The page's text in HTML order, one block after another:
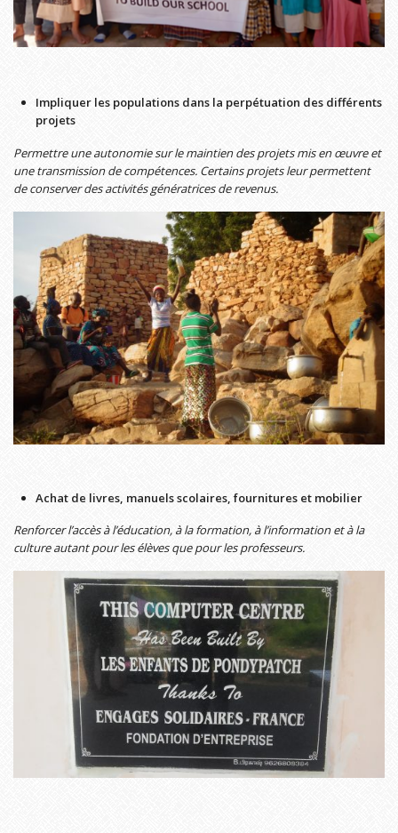
Impliquer les populations dans la perpétuation des différents
projets
Permettre une autonomie sur le maintien des projets mis en œuvre et
une transmission de compétences. Certains projets leur permettent
de conserver des activités génératrices de revenus.
Achat de livres, manuels scolaires, fournitures et mobilier
Renforcer l’accèsà l’éducation, à la formation, à l’information et à la
culture autant pour les élèves que pour les professeurs.